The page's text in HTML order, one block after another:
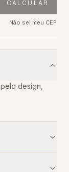
CALCULAR
Não sei meu CEP
design,